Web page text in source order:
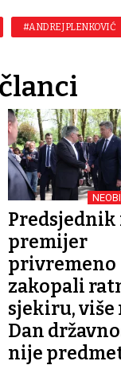
#ANDREJ PLENKOVIĆ
Predsjednik
premijer
privremeno
zakopali
sjekiru, više
Dan
nije